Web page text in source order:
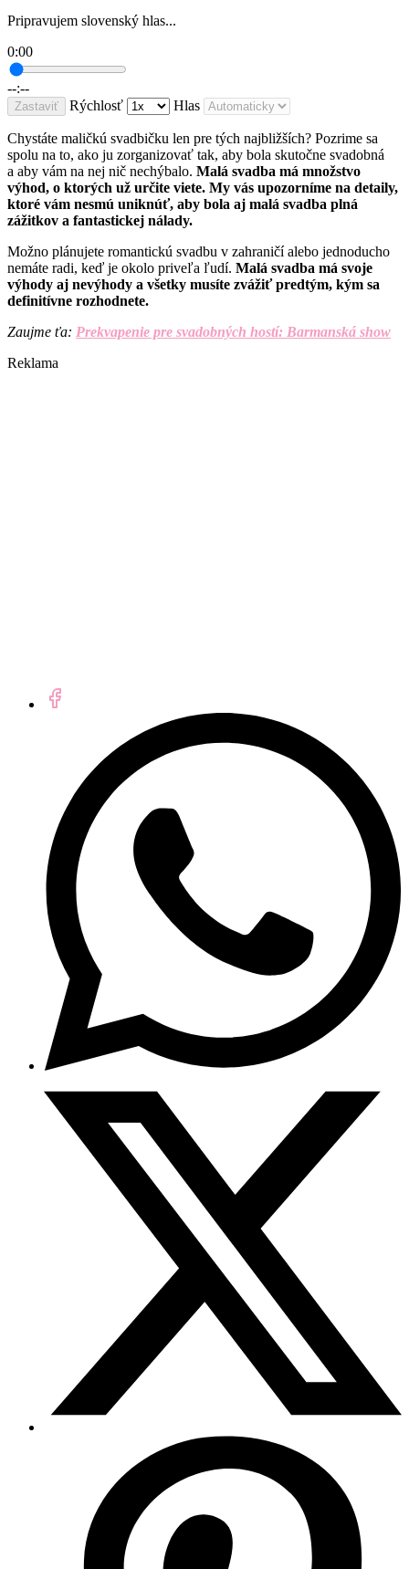
Pripravujem slovenský hlas...
0:00
--:--
Zastaviť Rýchlosť Hlas
Chystáte maličkú svadbičku len pre tých najbližších? Pozrime sa
spolu na to, ako ju zorganizovať tak, aby bola skutočne svadobná
a aby vám na nej nič nechýbalo. Malá svadba má množstvo
výhod, o ktorých už určite viete. My vás upozorníme na detaily,
ktoré vám nesmú uniknúť, aby bola aj malá svadba plná
zážitkov a fantastickej nálady.
Možno plánujete romantickú svadbu v zahraničí alebo jednoducho
nemáte radi, keď je okolo priveľa ľudí. Malá svadba má svoje
výhody aj nevýhody a všetky musíte zvážiť predtým, kým sa
definitívne rozhodnete.
Zaujme ťa: Prekvapenie pre svadobných hostí: Barmanská show
Reklama